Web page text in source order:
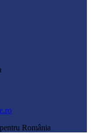
România